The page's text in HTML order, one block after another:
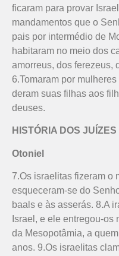
ficaram para provar
mandamentos que o
pais por intermédio de
habitaram no meio dos
amorreus, dos ferezeus,
6.Tomaram por
deram suas filhas aos
deuses.
HISTÓRIA DOS JUÍZES
Otoniel
7.Os israelitas fizeram o
esqueceram-se do
baals e às asserás. 8.A
Israel, e ele entregou-os
da Mesopotâmia, a
anos. 9.Os israelitas